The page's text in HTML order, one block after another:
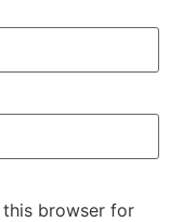
this browser for